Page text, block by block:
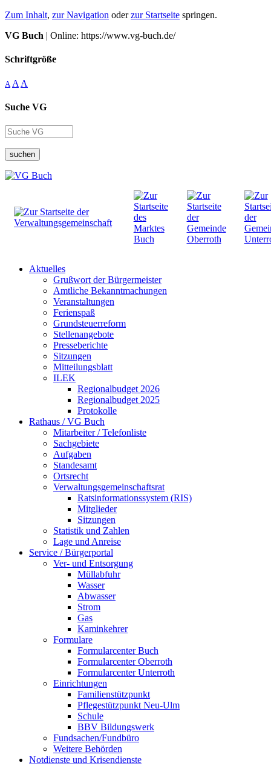
Zum Inhalt, zur Navigation oderzur Startseite springen.
VG Buch | Online: https://www.vg-buch.de/
Schriftgröße
A A A
Suche VG
suchen
Aktuelles
Grußwort der Bürgermeister
Amtliche Bekanntmachungen
Veranstaltungen
Ferienspaß
Grundsteuerreform
Stellenangebote
Presseberichte
Sitzungen
Mitteilungsblatt
ILEK
Regionalbudget 2026
Regionalbudget 2025
Protokolle
Rathaus / VG Buch
Mitarbeiter / Telefonliste
Sachgebiete
Aufgaben
Standesamt
Ortsrecht
Verwaltungsgemeinschaftsrat
Ratsinformationssystem (RIS)
Mitglieder
Sitzungen
Statistik und Zahlen
Lage und Anreise
Service / Bürgerportal
Ver- und Entsorgung
Müllabfuhr
Wasser
Abwasser
Strom
Gas
Kaminkehrer
Formulare
Formularcenter Buch
Formularcenter Oberroth
Formularcenter Unterroth
Einrichtungen
Familienstützpunkt
Pflegestützpunkt Neu-Ulm
Schule
BBV Bildungswerk
Fundsachen/Fundbüro
Weitere Behörden
Notdienste und Krisendienste